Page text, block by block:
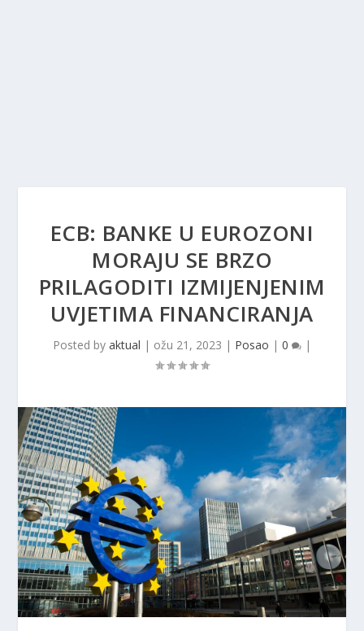
ECB: BANKE U EUROZONI
MORAJU SE BRZO
PRILAGODITI IZMIJENJENIM
UVJETIMA FINANCIRANJA
Posted by aktual | ožu 21, 2023 | Posao | 0 |